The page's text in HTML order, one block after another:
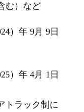
む）など
年 9月 9日
）年 4月 1日
ラック制に